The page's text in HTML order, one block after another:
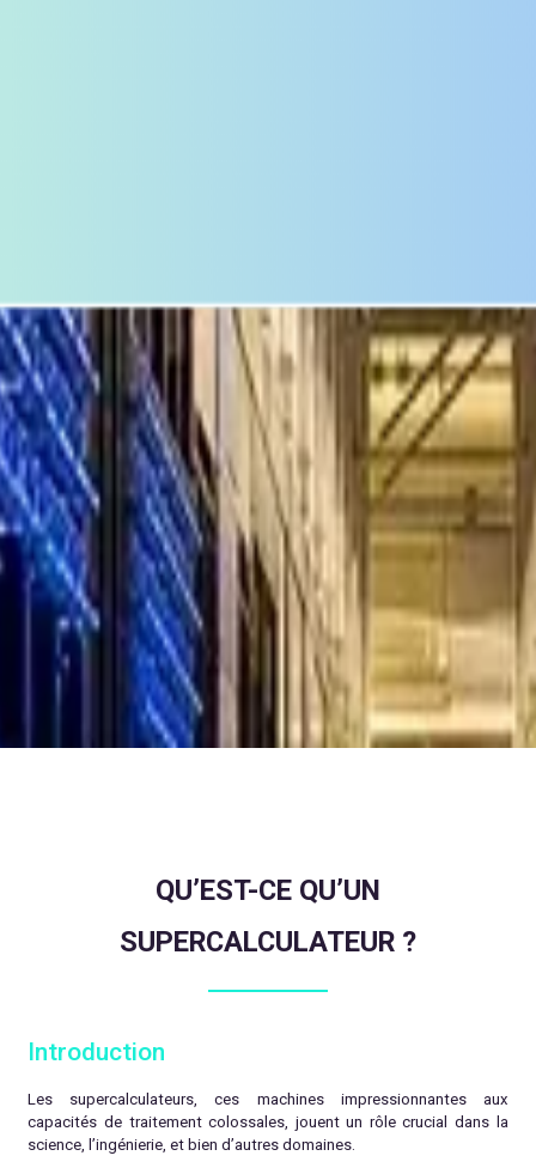
QU’EST-CE QU’UN
SUPERCALCULATEUR ?
Introduction
Les supercalculateurs, ces machines impressionnantes aux
capacités de traitement colossales, jouent un rôle crucial dans la
science, l’ingénierie, et bien d’autres domaines.